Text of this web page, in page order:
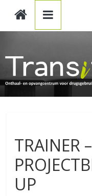
content
TRANSIT
VZW
TRAINER –
UP